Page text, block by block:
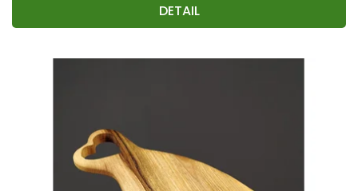
DETAIL